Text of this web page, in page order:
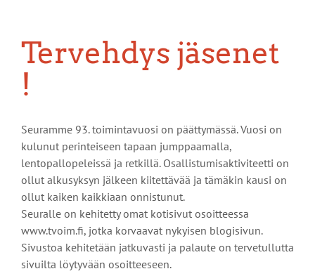
Tervehdys jäsenet
!
Seuramme 93. toimintavuosi on päättymässä. Vuosi on
kulunut perinteiseen tapaan jumppaamalla,
lentopallopeleissä ja retkillä. Osallistumisaktiviteetti on
ollut alkusyksyn jälkeen kiitettävää ja tämäkin kausi on
ollut kaiken kaikkiaan onnistunut.
Seuralle on kehitetty omat kotisivut osoitteessa
www.tvoim.fi, jotka korvaavat nykyisen blogisivun.
Sivustoa kehitetään jatkuvasti ja palaute on tervetullutta
sivuilta löytyvään osoitteeseen.